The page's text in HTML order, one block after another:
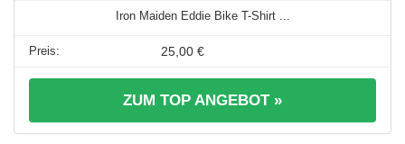
Iron Maiden Eddie Bike T-Shirt ...
25,00 €
ZUM TOP ANGEBOT »